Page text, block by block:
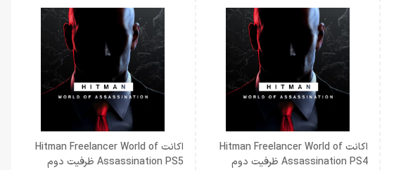
اکانت Hitman Freelancer World of
Assassination PS4 ظرفیت دوم
اکانت Hitman Freelancer World of
Assassination PS5 ظرفیت دوم